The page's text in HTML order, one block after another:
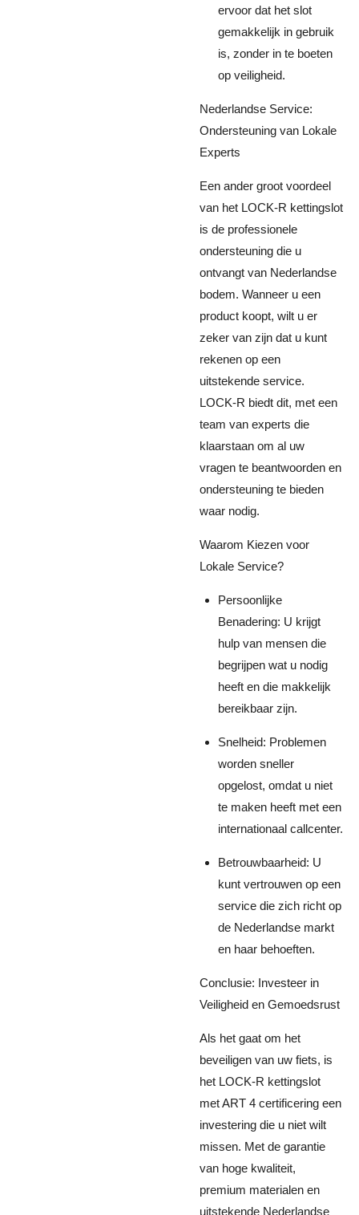
ervoor dat het slot
gemakkelijk in gebruik
is, zonder in te boeten
op veiligheid.
Nederlandse Service:
Ondersteuning van Lokale
Experts
Een ander groot voordeel
van het LOCK-R kettingslot
is de professionele
ondersteuning die u
ontvangt van Nederlandse
bodem. Wanneer u een
product koopt, wilt u er
zeker van zijn dat u kunt
rekenen op een
uitstekende service.
LOCK-R biedt dit, met een
team van experts die
klaarstaan om al uw
vragen te beantwoorden en
ondersteuning te bieden
waar nodig.
Waarom Kiezen voor
Lokale Service?
Persoonlijke
Benadering: U krijgt
hulp van mensen die
begrijpen wat u nodig
heeft en die makkelijk
bereikbaar zijn.
Snelheid: Problemen
worden sneller
opgelost, omdat u niet
te maken heeft met een
internationaal callcenter.
Betrouwbaarheid: U
kunt vertrouwen op een
service die zich richt op
de Nederlandse markt
en haar behoeften.
Conclusie: Investeer in
Veiligheid en Gemoedsrust
Als het gaat om het
beveiligen van uw fiets, is
het LOCK-R kettingslot
met ART 4 certificering een
investering die u niet wilt
missen. Met de garantie
van hoge kwaliteit,
premium materialen en
uitstekende Nederlandse